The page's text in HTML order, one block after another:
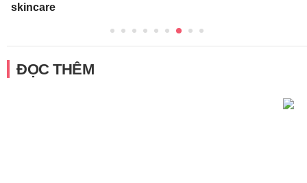
skincare
ĐỌC THÊM